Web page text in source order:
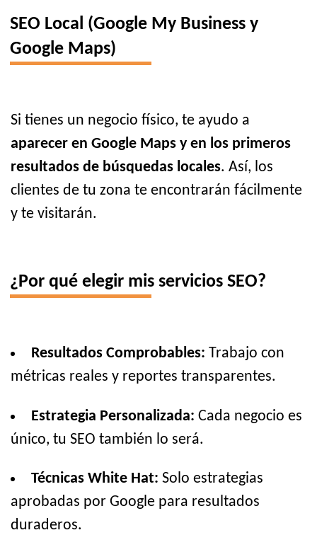
SEO Local (Google My Business y
Google Maps)
Si tienes un negocio físico, te ayudo a
aparecer en Google Maps y en los primeros
resultados de búsquedas locales. Así, los
clientes de tu zona te encontrarán fácilmente
y te visitarán.
¿Por qué elegir mis servicios SEO?
Resultados Comprobables: Trabajo con
métricas reales y reportes transparentes.
Estrategia Personalizada: Cada negocio es
único, tu SEO también lo será.
Técnicas White Hat: Solo estrategias
aprobadas por Google para resultados
duraderos.